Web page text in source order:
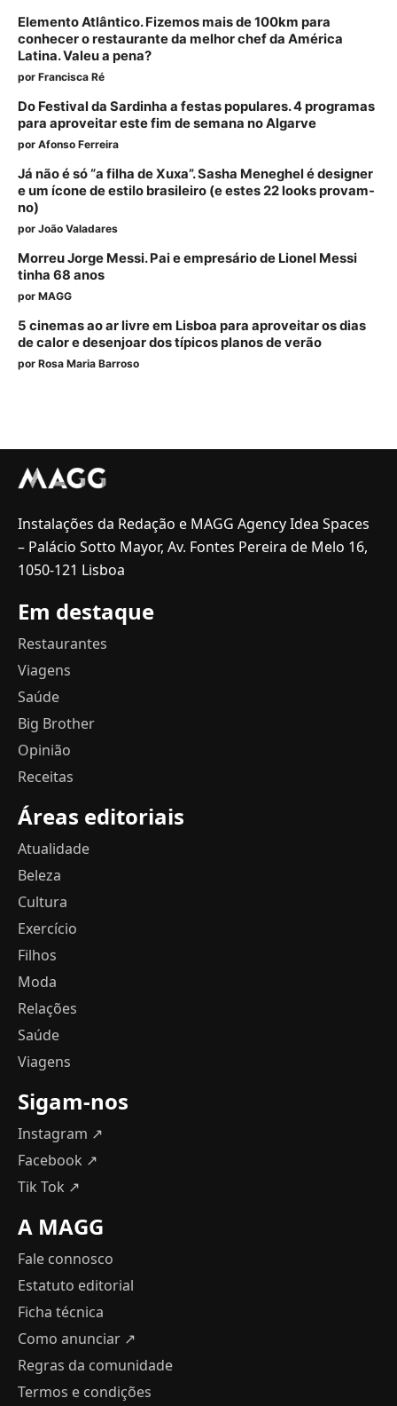
Elemento Atlântico. Fizemos mais de 100km para
conhecer o restaurante da melhor chef da América
Latina. Valeu a pena?
por Francisca Ré
Do Festival da Sardinha a festas populares. 4 programas
para aproveitar este fim de semana no Algarve
por Afonso Ferreira
Já não é só “a filha de Xuxa”. Sasha Meneghel é designer
e um ícone de estilo brasileiro (e estes 22 looks provam-
no)
por João Valadares
Morreu Jorge Messi. Pai e empresário de Lionel Messi
tinha 68 anos
por MAGG
5 cinemas ao ar livre em Lisboa para aproveitar os dias
de calor e desenjoar dos típicos planos de verão
por Rosa Maria Barroso
Instalações da Redação e MAGG Agency Idea Spaces
– Palácio Sotto Mayor, Av. Fontes Pereira de Melo 16,
1050-121 Lisboa
Em destaque
Restaurantes
Viagens
Saúde
Big Brother
Opinião
Receitas
Áreas editoriais
Atualidade
Beleza
Cultura
Exercício
Filhos
Moda
Relações
Saúde
Viagens
Sigam-nos
Instagram ↗
Facebook ↗
Tik Tok ↗
A MAGG
Fale connosco
Estatuto editorial
Ficha técnica
Como anunciar ↗
Regras da comunidade
Termos e condições